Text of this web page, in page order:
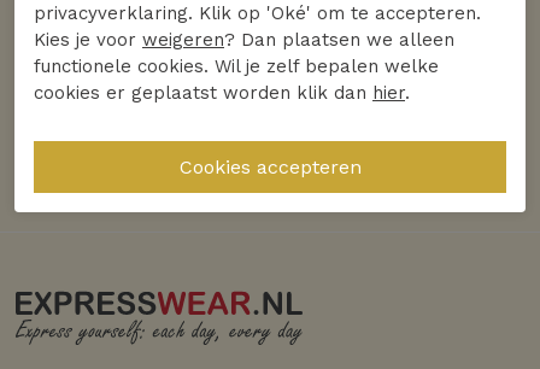
Helena Hart Studio Anneloes
privacyverklaring. Klik op 'Oké' om te accepteren.
Kies je voor weigeren? Dan plaatsen we alleen
functionele cookies. Wil je zelf bepalen welke
cookies er geplaatst worden klik dan hier.